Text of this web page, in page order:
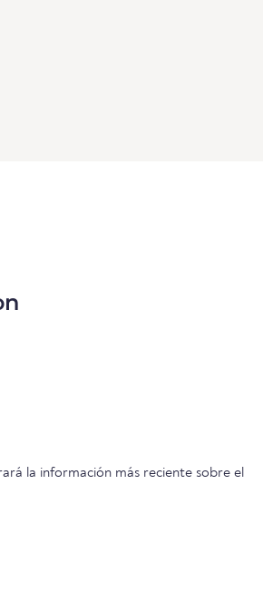
la información más reciente sobre el